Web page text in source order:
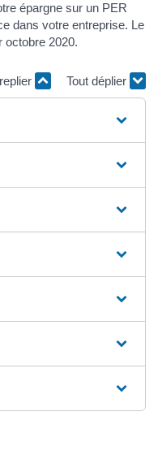
épargne sur un PER
dans votre entreprise. Le
octobre 2020.
Tout déplier